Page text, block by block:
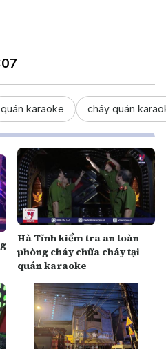
quán karaoke cháy quán
Hà Tĩnh kiểm tra an toàn
phòng cháy chữa cháy tại
quán karaoke